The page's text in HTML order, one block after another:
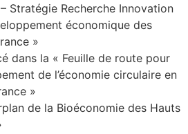
Stratégie Recherche Innovation
économique des
»
dans la « Feuille de route pour
de l’économie circulaire en
»
de la Bioéconomie des Hauts